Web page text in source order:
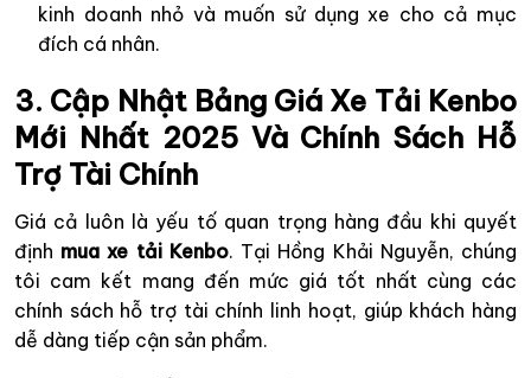
kinh doanh nhỏ và muốn sử dụng xe cho cả mục
đích cá nhân.
3. Cập Nhật Bảng Giá Xe Tải Kenbo
Mới Nhất 2025 Và Chính Sách Hỗ
Trợ Tài Chính
Giá cả luôn là yếu tố quan trọng hàng đầu khi quyết
định mua xe tải Kenbo. Tại Hồng Khải Nguyễn, chúng
tôi cam kết mang đến mức giá tốt nhất cùng các
chính sách hỗ trợ tài chính linh hoạt, giúp khách hàng
dễ dàng tiếp cận sản phẩm.